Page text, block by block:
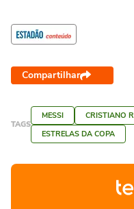
Compartilhar
TAGS
MESSI CRISTIANO
ESTRELAS DA COPA